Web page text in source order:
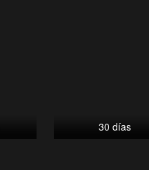
30 días